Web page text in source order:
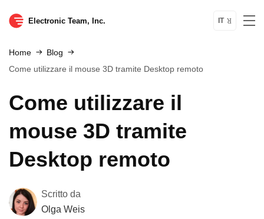
Electronic Team, Inc. IT
Home
Blog
Come utilizzare il mouse 3D tramite Desktop remoto
Come utilizzare il
mouse 3D tramite
Desktop remoto
Scritto da
Olga Weis